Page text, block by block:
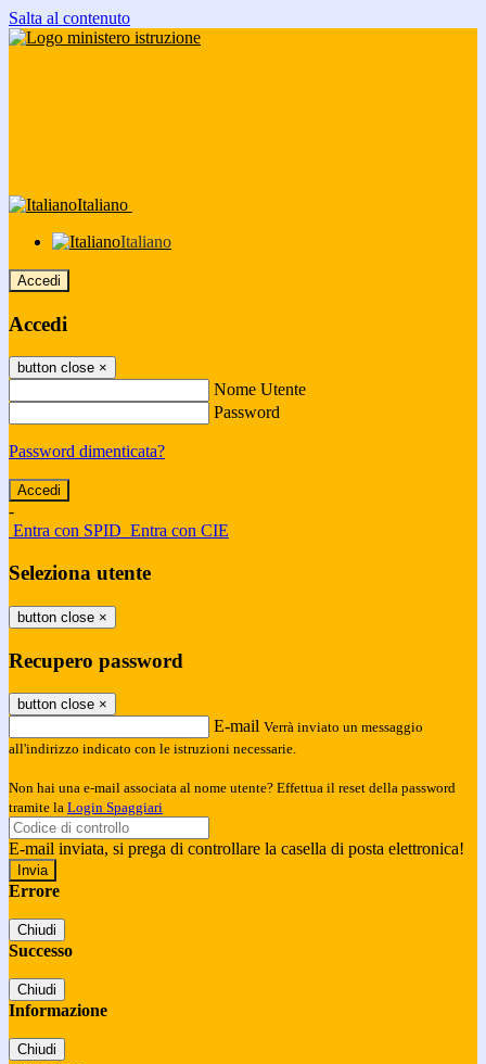
Salta al contenuto
Italiano
Italiano
Accedi
Accedi
button close ×
Nome Utente
Password
Password dimenticata?
-
Entra con SPID Entra con CIE
Seleziona utente
button close ×
Recupero password
button close ×
E-mail Verrà inviato un messaggio
all'indirizzo indicato con le istruzioni necessarie.
Non hai una e-mail associata al nome utente? Effettua il reset della password
tramite la Login Spaggiari
E-mail inviata, si prega di controllare la casella di posta elettronica!
Errore
Chiudi
Successo
Chiudi
Informazione
Chiudi